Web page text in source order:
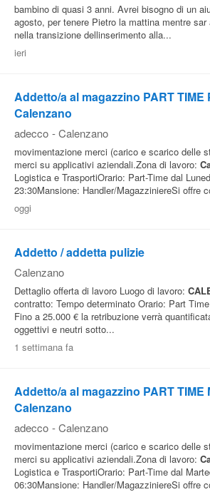
bambino di quasi 3 anni. Avrei bisogno di un
agosto, per tenere Pietro la mattina mentre
nella transizione dellinserimento alla...
ieri
Addetto/a al magazzino PART
Calenzano
adecco - Calenzano
movimentazione merci (carico e scarico delle
merci su applicativi aziendali.Zona di lavoro:
Logistica e TrasportiOrario: Part-Time dal
23:30Mansione: Handler/MagazziniereSi offre
oggi
Addetto / addetta pulizie
Calenzano
Dettaglio offerta di lavoro Luogo di lavoro:
contratto: Tempo determinato Orario: Part
Fino a 25.000 € la retribuzione verrà
oggettivi e neutri sotto...
1 settimana fa
Addetto/a al magazzino PART TIME
Calenzano
adecco - Calenzano
movimentazione merci (carico e scarico delle
merci su applicativi aziendali.Zona di lavoro:
Logistica e TrasportiOrario: Part-Time dal
06:30Mansione: Handler/MagazziniereSi offre